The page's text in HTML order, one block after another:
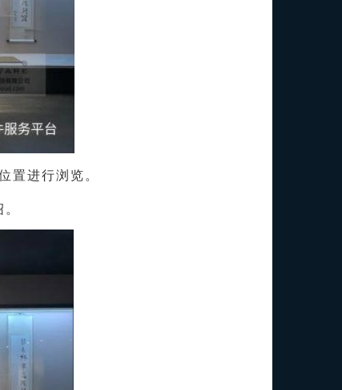
置进行浏览。